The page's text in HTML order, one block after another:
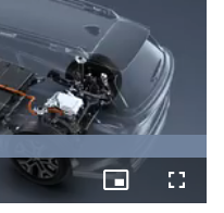
Picture-
in-